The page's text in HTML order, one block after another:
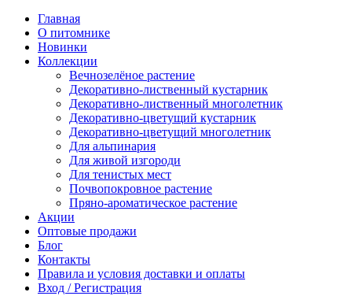
Главная
О питомнике
Новинки
Коллекции
Вечнозелёное растение
Декоративно-лиственный кустарник
Декоративно-лиственный многолетник
Декоративно-цветущий кустарник
Декоративно-цветущий многолетник
Для альпинария
Для живой изгороди
Для тенистых мест
Почвопокровное растение
Пряно-ароматическое растение
Акции
Оптовые продажи
Блог
Контакты
Правила и условия доставки и оплаты
Вход / Регистрация